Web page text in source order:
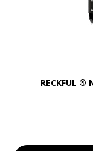
RECKFUL